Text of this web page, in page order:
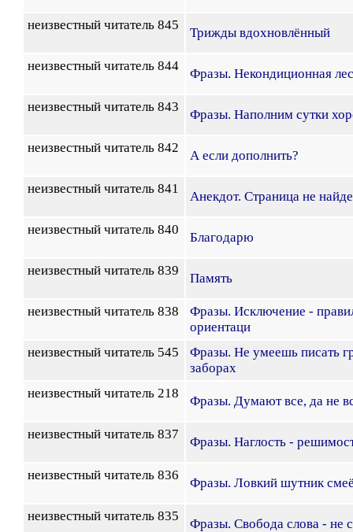
неизвестный читатель 845
Трижды вдохновлённый
неизвестный читатель 844
Фразы. Некондиционная
неизвестный читатель 843
Фразы. Наполним сутки
неизвестный читатель 842
А если дополнить?
неизвестный читатель 841
Анекдот. Страница не
неизвестный читатель 840
Благодарю
неизвестный читатель 839
Память
неизвестный читатель 838
Фразы. Исключение -
ориентаци
неизвестный читатель 545
Фразы. Не умеешь писать
заборах
неизвестный читатель 218
Фразы. Думают все, да не
неизвестный читатель 837
Фразы. Наглость -
неизвестный читатель 836
Фразы. Ловкий шутник
неизвестный читатель 835
Фразы. Свобода слова - не